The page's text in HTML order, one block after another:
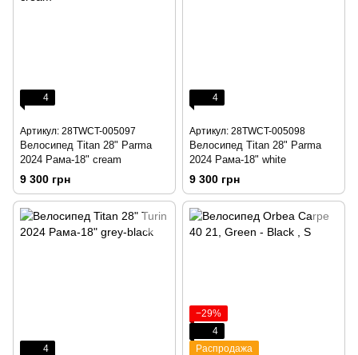
4
Артикул: 28TWCT-005097
Велосипед Titan 28" Parma
2024 Рама-18" cream
9 300 грн
4
Артикул: 28TWCT-005098
Велосипед Titan 28" Parma
2024 Рама-18" white
9 300 грн
4
−29%
4
Распродажа